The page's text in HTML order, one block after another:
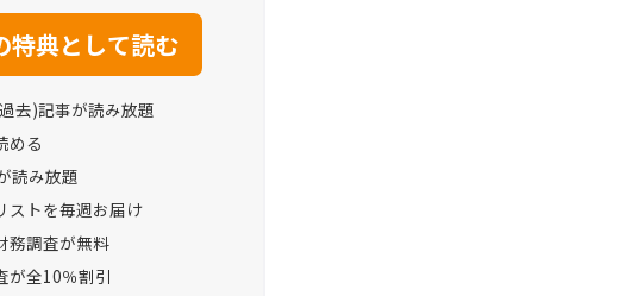
去)記事が読み放題
める
読み放題
ストを毎週お届け
務調査が無料
が全10％割引